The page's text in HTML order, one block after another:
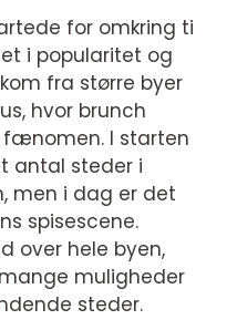
for omkring ti
i popularitet og
fra større byer
hvor brunch
I starten
antal steder i
men i dag er det
spisescene.
over hele byen,
muligheder
steder.